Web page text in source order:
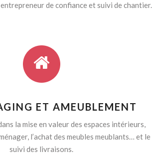
de confiance et suivi de chantier.
ET AMEUBLEMENT
la mise en valeur des espaces intérieurs,
l’achat des meubles meublants… et le
suivi des livraisons.